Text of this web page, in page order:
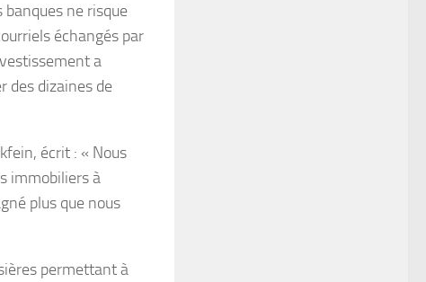
banques ne risque
échangés par
a
des dizaines de
écrit : « Nous
immobiliers à
plus que nous
permettant à